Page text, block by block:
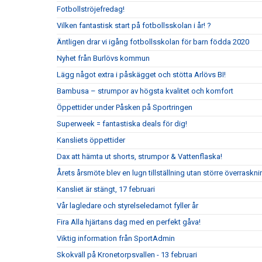
Fotbollströjefredag!
Vilken fantastisk start på fotbollsskolan i år! ?
Äntligen drar vi igång fotbollsskolan för barn födda 2020
Nyhet från Burlövs kommun
Lägg något extra i påskägget och stötta Arlövs BI!
Bambusa – strumpor av högsta kvalitet och komfort
Öppettider under Påsken på Sportringen
Superweek = fantastiska deals för dig!
Kansliets öppettider
Dax att hämta ut shorts, strumpor & Vattenflaska!
Årets årsmöte blev en lugn tillställning utan större
Kansliet är stängt, 17 februari
Vår lagledare och styrelseledamot fyller år
Fira Alla hjärtans dag med en perfekt gåva!
Viktig information från SportAdmin
Skokväll på Kronetorpsvallen - 13 februari